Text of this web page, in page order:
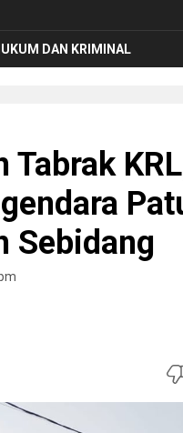
DAN KRIMINAL
Tabrak
Sebidang